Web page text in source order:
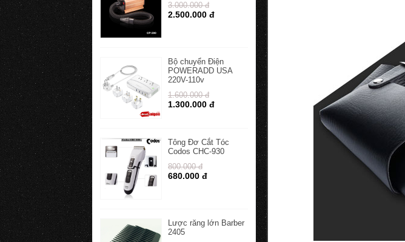
3.000.000 đ
2.500.000 đ
Bộ chuyển Điện
POWERADD USA
220V-110v
1.600.000 đ
1.300.000 đ
Tông Đơ Cắt Tóc
Codos CHC-930
800.000 đ
680.000 đ
Lược răng lớn Barber
2405